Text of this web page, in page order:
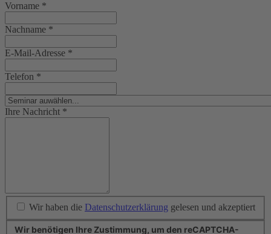
Vorname *
Nachname *
E-Mail-Adresse *
Telefon *
Ihre Nachricht *
Wir haben die Datenschutzerklärung gelesen und akzeptiert
Wir benötigen Ihre Zustimmung, um den reCAPTCHA-